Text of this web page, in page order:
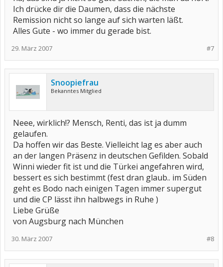
Ich drücke dir die Daumen, dass die nächste
Remission nicht so lange auf sich warten läßt.
Alles Gute - wo immer du gerade bist.
#7
29. März 2007
Snoopiefrau
Bekanntes Mitglied
Neee, wirklich!? Mensch, Renti, das ist ja dumm
gelaufen.
Da hoffen wir das Beste. Vielleicht lag es aber auch
an der langen Präsenz in deutschen Gefilden. Sobald
Winni wieder fit ist und die Türkei angefahren wird,
bessert es sich bestimmt (fest dran glaub.. im Süden
geht es Bodo nach einigen Tagen immer supergut
und die CP lässt ihn halbwegs in Ruhe )
Liebe Grüße
von Augsburg nach München
#8
30. März 2007